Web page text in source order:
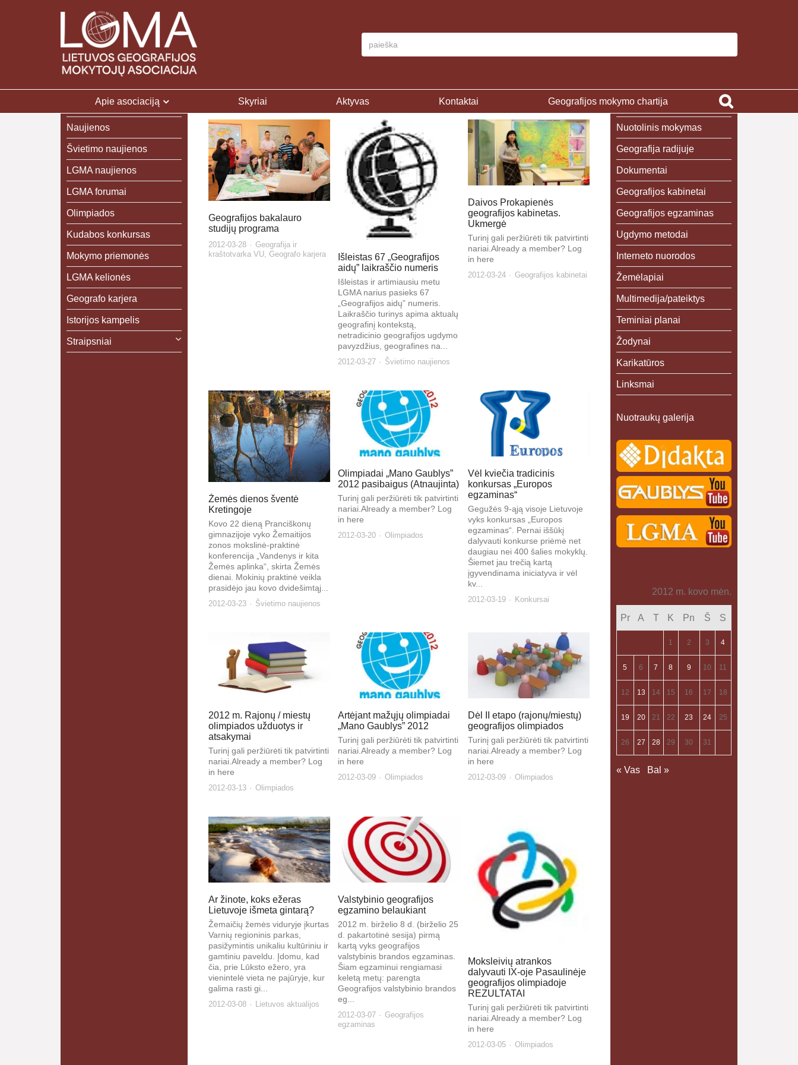
Apie asociaciją Skyriai Aktyvas Kontaktai Geografijos mokymo chartija
Geografijos bakalauro
studijų programa
2012-03-28
Geografija ir
kraštotvarka VU, Geografo karjera
Išleistas 67 „Geografijos
aidų” laikraščio numeris
Išleistas ir artimiausiu metu
LGMA narius pasieks 67
„Geografijos aidų” numeris.
Laikraščio turinys apima aktualų
geografinį kontekstą,
netradicinio geografijos ugdymo
pavyzdžius, geografines na...
2012-03-27 Švietimo naujienos
Daivos Prokapienės
geografijos kabinetas.
Ukmergė
Turinį gali peržiūrėti tik patvirtinti
nariai.Already a member? Log
in here
2012-03-24 Geografijos kabinetai
Žemės dienos šventė
Kretingoje
Kovo 22 dieną Pranciškonų
gimnazijoje vyko Žemaitijos
zonos mokslinė-praktinė
konferencija „Vandenys ir kita
Žemės aplinka“, skirta Žemės
dienai. Mokinių praktinė veikla
prasidėjo jau kovo dvidešimtąj...
2012-03-23 Švietimo naujienos
Olimpiadai „Mano Gaublys”
2012 pasibaigus (Atnaujinta)
Turinį gali peržiūrėti tik patvirtinti
nariai.Already a member? Log
in here
2012-03-20 Olimpiados
Vėl kviečia tradicinis
konkursas „Europos
egzaminas“
Gegužės 9-ąją visoje Lietuvoje
vyks konkursas „Europos
egzaminas“. Pernai iššūkį
dalyvauti konkurse priėmė net
daugiau nei 400 šalies mokyklų.
Šiemet jau trečią kartą
įgyvendinama iniciatyva ir vėl
kv...
2012-03-19 Konkursai
2012 m. Rajonų / miestų
olimpiados užduotys ir
atsakymai
Turinį gali peržiūrėti tik patvirtinti
nariai.Already a member? Log
in here
2012-03-13 Olimpiados
Artėjant mažųjų olimpiadai
„Mano Gaublys” 2012
Turinį gali peržiūrėti tik patvirtinti
nariai.Already a member? Log
in here
2012-03-09 Olimpiados
Dėl II etapo (rajonų/miestų)
geografijos olimpiados
Turinį gali peržiūrėti tik patvirtinti
nariai.Already a member? Log
in here
2012-03-09 Olimpiados
Ar žinote, koks ežeras
Lietuvoje išmeta gintarą?
Žemaičių žemės viduryje įkurtas
Varnių regioninis parkas,
pasižymintis unikaliu kultūriniu ir
gamtiniu paveldu. Įdomu, kad
čia, prie Lūksto ežero, yra
vienintelė vieta ne pajūryje, kur
galima rasti gi...
2012-03-08 Lietuvos aktualijos
Valstybinio geografijos
egzamino belaukiant
2012 m. birželio 8 d. (birželio 25
d. pakartotinė sesija) pirmą
kartą vyks geografijos
valstybinis brandos egzaminas.
Šiam egzaminui rengiamasi
keletą metų: parengta
Geografijos valstybinio brandos
eg...
2012-03-07
Geografijos
egzaminas
Moksleivių atrankos
dalyvauti IX-oje Pasaulinėje
geografijos olimpiadoje
REZULTATAI
Turinį gali peržiūrėti tik patvirtinti
nariai.Already a member? Log
in here
2012-03-05 Olimpiados
Naujienos
Švietimo naujienos
LGMA naujienos
LGMA forumai
Olimpiados
Kudabos konkursas
Mokymo priemonės
LGMA kelionės
Geografo karjera
Istorijos kampelis
Straipsniai
Nuotolinis mokymas
Geografija radijuje
Dokumentai
Geografijos kabinetai
Geografijos egzaminas
Ugdymo metodai
Interneto nuorodos
Žemėlapiai
Multimedija/pateiktys
Teminiai planai
Žodynai
Karikatūros
Linksmai
Nuotraukų galerija
2012 m. kovo mėn.
Pr A T K Pn Š S
1 2 3 4
5 6 7 8 9 10 11
12 13 14 15 16 17 18
19 20 21 22 23 24 25
26 27 28 29 30 31
« Vas Bal »